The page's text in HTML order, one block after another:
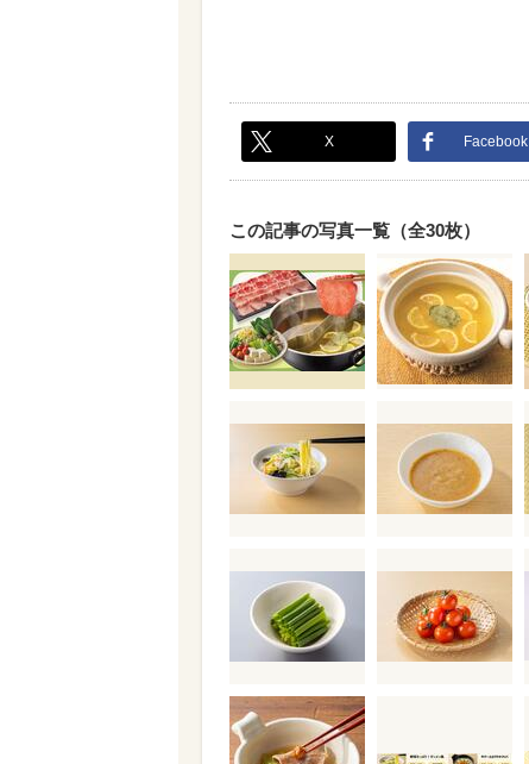
X Facebook
この記事の写真一覧（全30枚）